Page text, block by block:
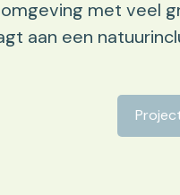
met veel
aan een